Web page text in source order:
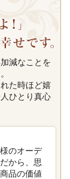
減なことを
た時ほど嬉
ひとり真心
のオーデ
から、思
品の価値